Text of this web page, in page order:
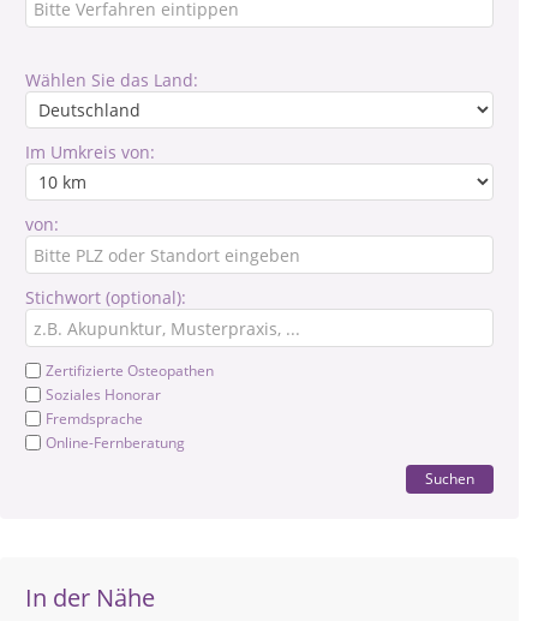
Wählen Sie das Land:
Im Umkreis von:
von:
Stichwort (optional):
Zertifizierte Osteopathen
Soziales Honorar
Fremdsprache
Online-Fernberatung
Suchen
In der Nähe